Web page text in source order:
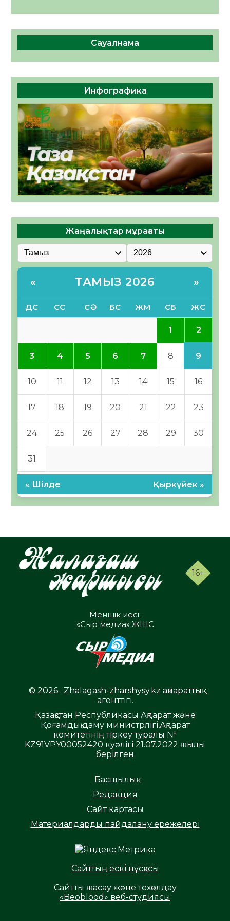
Сауалнама
Инфографика
Жаңалықтар мұрағаты
« ТАМЫЗ 2026 »
ДС СС СӘ БС ЖМ СБ ЖС
1 2
3 4 5 6 7 8 9
10 11 12 13 14 15 16
17 18 19 20 21 22 23
24 25 26 27 28 29 30
31
« Шілде Қыркүйек »
16+
Меншік иесі:
«Сыр медиа» ЖШС
© 2026 . Zhalagash-zharshysy.kz ақпараттық
агенттігі.
Қазақстан Республикасы Ақпарат және
Қоғамдық даму министрлігі,Ақпарат
комитетінің тіркеу туралы №
KZ91VPY00052420 куәлігі 21.07.2022 жылы
берілген
Басшылық
Редакция
Сайт картасы
Материалдарды пайдалану ережелері
Сайттың ескі нұсқасы
Сайтты жасау және техқолдау
«Beoblood» веб-студиясы